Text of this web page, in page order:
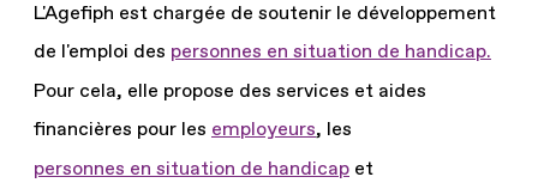
L'Agefiph est chargée de soutenir le développement
de l'emploi des personnes en situation de handicap.
Pour cela, elle propose des services et aides
financières pour les employeurs, les
personnes en situation de handicap et